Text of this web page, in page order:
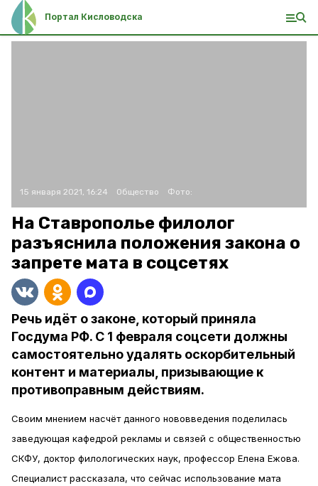
Портал Кисловодска
15 января 2021, 16:24 Общество Фото:
На Ставрополье филолог
разъяснила положения закона о
запрете мата в соцсетях
Речь идёт о законе, который приняла
Госдума РФ. С 1 февраля соцсети должны
самостоятельно удалять оскорбительный
контент и материалы, призывающие к
противоправным действиям.
Своим мнением насчёт данного нововведения поделилась
заведующая кафедрой рекламы и связей с общественностью
СКФУ, доктор филологических наук, профессор Елена Ежова.
Специалист рассказала, что сейчас использование мата